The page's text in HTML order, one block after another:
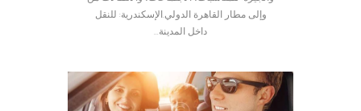
وإلى مطار القاهرة الدولي.الإسكندرية: للنقل
داخل المدينة...